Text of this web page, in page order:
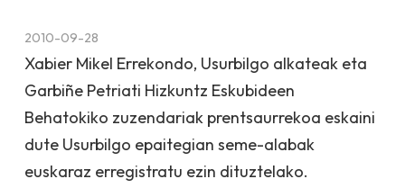
2010-09-28
Xabier Mikel Errekondo, Usurbilgo alkateak eta
Garbiñe Petriati Hizkuntz Eskubideen
Behatokiko zuzendariak prentsaurrekoa eskaini
dute Usurbilgo epaitegian seme-alabak
euskaraz erregistratu ezin dituztelako.